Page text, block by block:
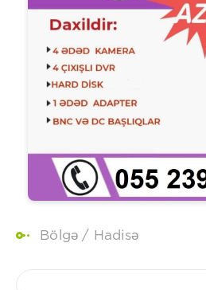
Bölgə / Hadisə